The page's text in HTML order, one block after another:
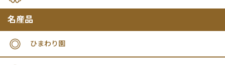
名産品
ひまわり園